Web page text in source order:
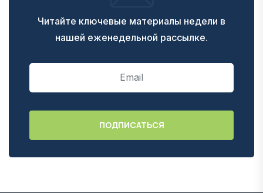
Читайте ключевые материалы недели в
нашей еженедельной рассылке.